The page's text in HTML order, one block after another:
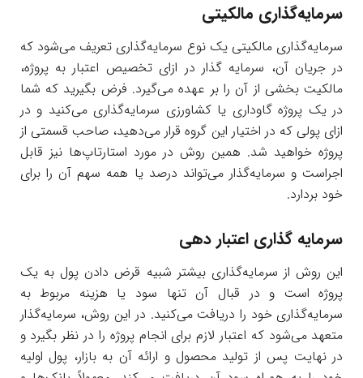
سرمایه‌گذاری مالکیتی
سرمایه‌گذاری مالکیتی یک نوع سرمایه‌گذاری تعریف می‌شود که
در جریان آن، سرمایه گذار در ازای تخصیص اعتبار به پروژه،
مالکیت بخشی از آن را بر عهده می‌گیرد. فرض بگیرید که شما
در یک پروژه گاوداری یا کشاورزی سرمایه‌گذاری می‌کنید و در
ازای پولی که در اختیار این گروه قرار می‌دهید، صاحب قسمتی از
پروژه خواهید شد. همین روش در مورد استارتاپ‌ها نیز قابل
اجراست و سرمایه‌گذار می‌تواند درصد یا همه سهم آن را برای
خود بردارد.
سرمایه گذاری اعتبار دهی
این روش از سرمایه‌گذاری بیشتر شبیه قرض دادن پول به یک
پروژه است و در قبال آن تنها سود یا هزینه مربوط به
سرمایه‌گذاری خود را دریافت می‌کنید. در این روش، سرمایه‌گذار
متعهد می‌شود که اعتبار لازم برای انجام پروژه را در نظر بگیرد و
در نهایت پس از تولید محصول و ارائه آن به بازار، پول اولیه